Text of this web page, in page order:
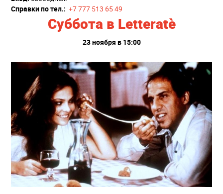
Справки по тел.: +7 777 513 65 49
Суббота в Letteratè
23 ноября в 15:00